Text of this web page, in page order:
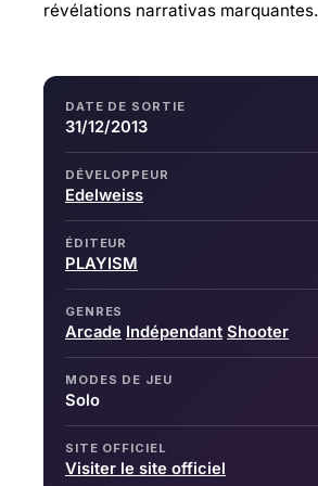
révélations narrativas marquantes.
DATE DE SORTIE
31/12/2013
DÉVELOPPEUR
Edelweiss
ÉDITEUR
PLAYISM
GENRES
Arcade Indépendant Shooter
MODES DE JEU
Solo
SITE OFFICIEL
Visiter le site officiel